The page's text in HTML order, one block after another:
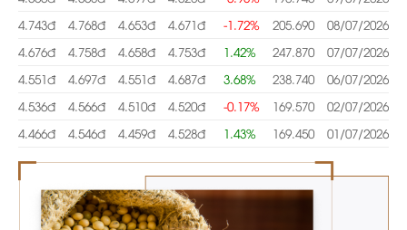
4.743đ
4.768đ 4.653đ 4.671đ -1.72% 205.690
08/07/2026
4.676đ
4.758đ 4.658đ 4.753đ 1.42% 247.870
07/07/2026
4.551đ
4.697đ 4.551đ 4.687đ 3.68% 238.740
06/07/2026
4.536đ
4.566đ 4.510đ 4.520đ -0.17% 169.570
02/07/2026
4.466đ
4.546đ 4.459đ 4.528đ 1.43% 169.450 01/07/2026